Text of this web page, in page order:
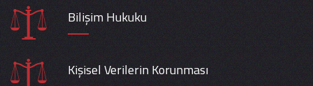
Bilişim Hukuku
Kişisel Verilerin Korunması